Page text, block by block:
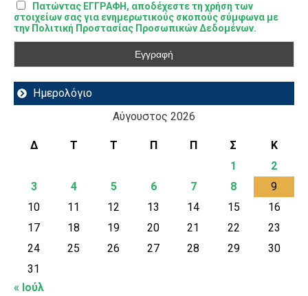
Πατώντας ΕΓΓΡΑΦΗ, αποδέχεστε τη χρήση των
στοιχείων σας για ενημερωτικούς σκοπούς σύμφωνα με
την Πολιτική Προστασίας Προσωπικών Δεδομένων.
Ημερολόγιο
Αύγουστος 2026
Δ Τ Τ Π Π Σ
Κ
1
2
3
4 5 6 7 8
9
10
11 12 13 14 15
16
17
18 19 20 21 22
23
24
25 26 27 28 29
30
31
« Ιούλ